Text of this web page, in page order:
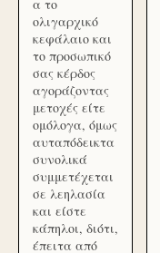
α το
ολιγαρχικό
κεφάλαιο και
το προσωπικό
σας κέρδος
αγοράζοντας
μετοχές είτε
ομόλογα, όμως
αυταπόδεικτα
συνολικά
συμμετέχεται
σε λεηλασία
και είστε
κάπηλοι, διότι,
έπειτα από